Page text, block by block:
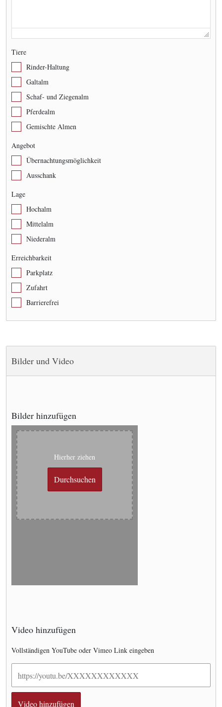
Tiere
Rinder-Haltung
Galtalm
Schaf- und Ziegenalm
Pferdealm
Gemischte Almen
Angebot
Übernachtungsmöglichkeit
Ausschank
Lage
Hochalm
Mittelalm
Niederalm
Erreichbarkeit
Parkplatz
Zufahrt
Barrierefrei
Bilder und Video
Bilder hinzufügen
Hierher ziehen
Durchsuchen
Video hinzufügen
Vollständigen YouTube oder Vimeo Link eingeben